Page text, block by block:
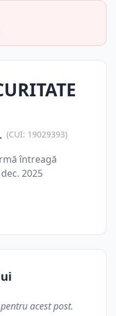
(CUI: 19029393)
întreagă
2025
acest post.